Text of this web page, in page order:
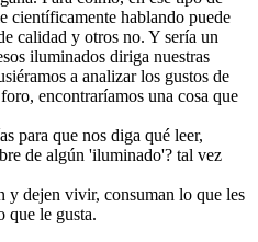
científicamente hablando puede
calidad y otros no. Y sería un
iluminados diriga nuestras
a analizar los gustos de
encontraríamos una cosa que
para que nos diga qué leer,
de algún 'iluminado'? tal vez
y dejen vivir, consuman lo que les
que le gusta.